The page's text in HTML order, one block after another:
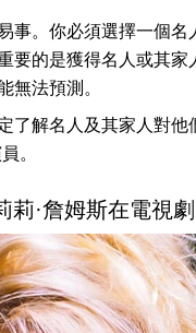
事。你必須選擇一個
要的是獲得名人或其
無法預測。
了解名人及其家人對
。
莉·詹姆斯在電視